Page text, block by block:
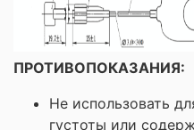
ПРОТИВОПОКАЗАНИЯ:
Не использовать
густоты или